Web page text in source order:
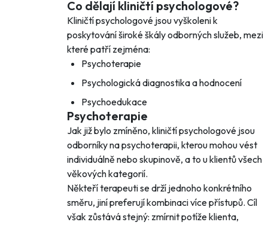
Co dělají kliničtí psychologové?
Kliničtí psychologové jsou vyškoleni k
poskytování široké škály odborných služeb, mezi
které patří zejména:
Psychoterapie
Psychologická diagnostika a hodnocení
Psychoedukace
Psychoterapie
Jak již bylo zmíněno, kliničtí psychologové jsou
odborníky na psychoterapii, kterou mohou vést
individuálně nebo skupinově, a to u klientů všech
věkových kategorií.
Někteří terapeuti se drží jednoho konkrétního
směru, jiní preferují kombinaci více přístupů. Cíl
však zůstává stejný: zmírnit potíže klienta,